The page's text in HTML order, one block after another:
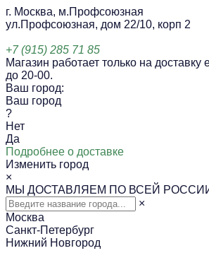
г. Москва, м.Профсоюзная
ул.Профсоюзная, дом 22/10, корп 2
+7 (915) 285 71 85
Магазин работает только на
до 20-00.
Ваш город:
Ваш город
?
Нет
Да
Подробнее о доставке
Изменить город
×
МЫ ДОСТАВЛЯЕМ ПО ВСЕЙ
×
Москва
Санкт-Петербург
Нижний Новгород